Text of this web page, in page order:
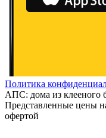
Политика
АПС: дома из клееного
Представленные цены
офертой